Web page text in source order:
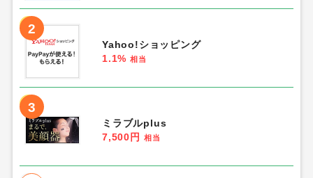
2
Yahoo!ショッピング
1.1% 相当
3
ミラブルplus
7,500円
相当